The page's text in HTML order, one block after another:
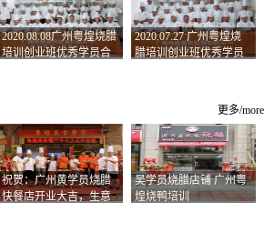
2020.08.08广州粤煌烧腊
培训创业班优秀学员合
2020.07.27 广州粤煌烧
腊培训创业班优秀学员
更多/more
祝贺：广州黄学员烧腊
快餐店开业大吉，生意
吴学员烧腊店铺 广州粤
煌烧鸭培训